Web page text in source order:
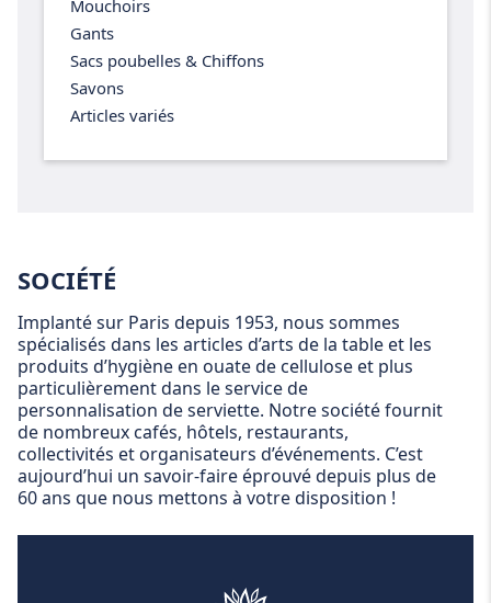
Mouchoirs
Gants
Sacs poubelles & Chiffons
Savons
Articles variés
SOCIÉTÉ
Implanté sur Paris depuis 1953, nous sommes
spécialisés dans les articles d’arts de la table et les
produits d’hygiène en ouate de cellulose et plus
particulièrement dans le service de
personnalisation de serviette. Notre société fournit
de nombreux cafés, hôtels, restaurants,
collectivités et organisateurs d’événements. C’est
aujourd’hui un savoir-faire éprouvé depuis plus de
60 ans que nous mettons à votre disposition !